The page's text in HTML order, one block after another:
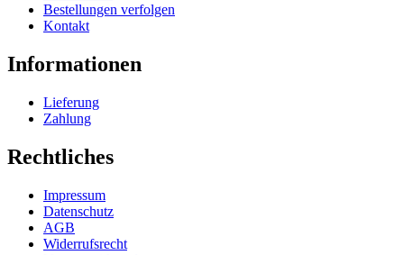
Bestellungen verfolgen
Kontakt
Informationen
Lieferung
Zahlung
Rechtliches
Impressum
Datenschutz
AGB
Widerrufsrecht